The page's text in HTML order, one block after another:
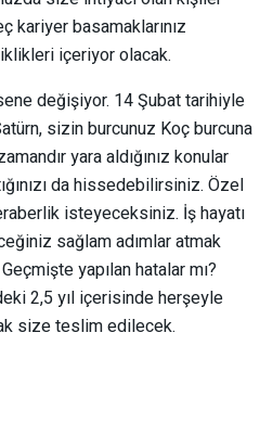
kariyer basamaklarınız
içeriyor olacak.
değişiyor. 14 Şubat tarihiyle
sizin burcunuz Koç burcuna
yara aldığınız konular
da hissedebilirsiniz. Özel
isteyeceksiniz. İş hayatı
sağlam adımlar atmak
yapılan hatalar mı?
2,5 yıl içerisinde herşeyle
size teslim edilecek.